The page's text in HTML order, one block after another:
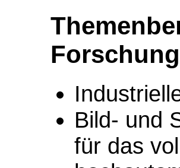
Forschung
Bild- und
für das